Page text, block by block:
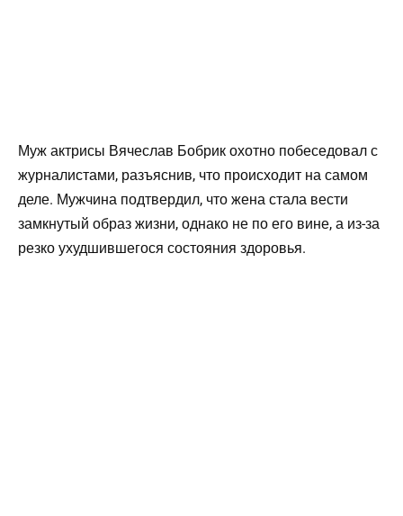
Муж актрисы Вячеслав Бобрик охотно побеседовал с
журналистами, разъяснив, что происходит на самом
деле. Мужчина подтвердил, что жена стала вести
замкнутый образ жизни, однако не по его вине, а из-за
резко ухудшившегося состояния здоровья.